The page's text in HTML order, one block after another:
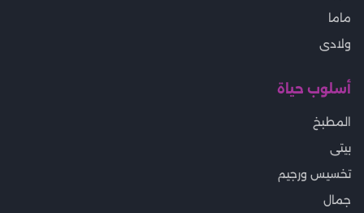
ماما
ولادى
أسلوب حياة
المطبخ
بيتى
تخسيس ورجيم
جمال